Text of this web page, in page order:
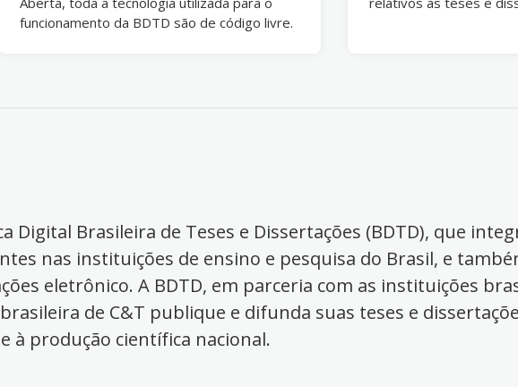
funcionamento da BDTD são de código livre.
Digital Brasileira de Teses e Dissertações (BDTD), que
nas instituições de ensino e pesquisa do Brasil, e
eletrônico. A BDTD, em parceria com as instituições
de C&T publique e difunda suas teses e
à produção científica nacional.